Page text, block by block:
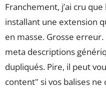
Franchement, j’ai cru
installant une extension
en masse. Grosse
meta descriptions
dupliqués. Pire, il peut
content" si vos balises